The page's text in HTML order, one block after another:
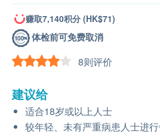
赚取7,140积分 (HK$71)
体检前可免费取消
8则评价
建议给
适合18岁或以上人士
较年轻、未有严重病患人士进